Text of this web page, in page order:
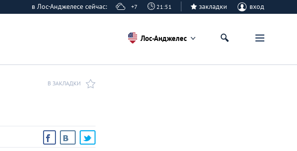
в Лос-Анджелесе сейчас: +7 21:51 закладки вход
Лос-Анджелес
В ЗАКЛАДКИ